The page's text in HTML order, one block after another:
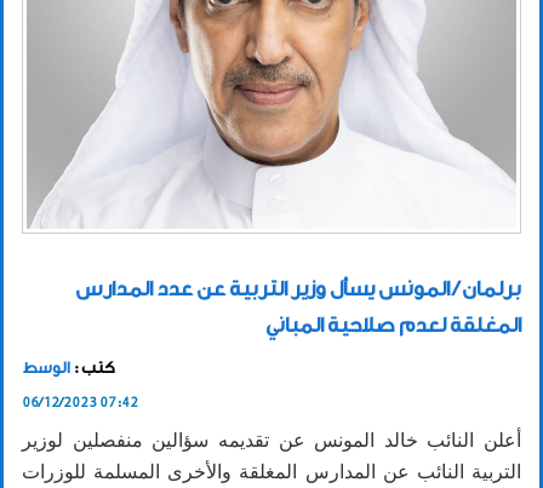
برلمان / المونس يسأل وزير التربية عن عدد المدارس
المغلقة لعدم صلاحية المباني
كتب : الوسط
06/12/2023 07:42
أعلن النائب خالد المونس عن تقديمه سؤالين منفصلين لوزير
التربية النائب عن المدارس المغلقة والأخرى المسلمة للوزرات